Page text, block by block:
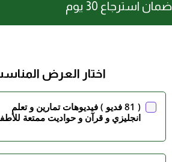
ضمان استرجاع 30 يوم
اختار العرض
( 81 فديو ) فيديوهات تمارين و تعلم
انجليزي و قرآن و حواديت ممتعة